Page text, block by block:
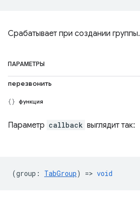
Срабатывает при создании группы.
ПАРАМЕТРЫ
перезвонить
функция
Параметр callback выглядит так:
(group : TabGroup) => void